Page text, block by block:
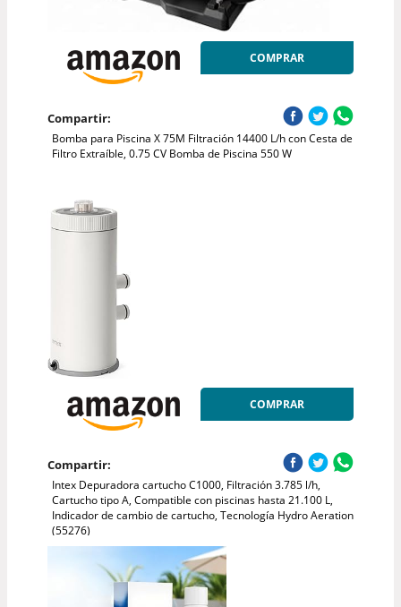
COMPRAR
Compartir:
Bomba para Piscina X 75M Filtración 14400 L/h con Cesta de
Filtro Extraíble, 0.75 CV Bomba de Piscina 550 W
COMPRAR
Compartir:
Intex Depuradora cartucho C1000, Filtración 3.785 l/h,
Cartucho tipo A, Compatible con piscinas hasta 21.100 L,
Indicador de cambio de cartucho, Tecnología Hydro Aeration
(55276)